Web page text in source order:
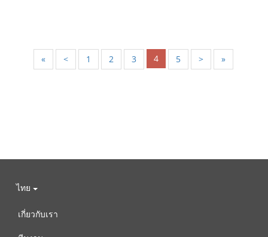
« < 1 2 3 4 5 > »
ไทย
เกี่ยวกับเรา